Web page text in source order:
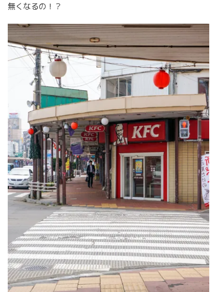
無くなるの！？